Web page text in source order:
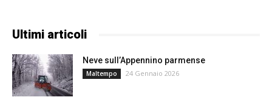
Ultimi articoli
Neve sull’Appennino parmense
Maltempo 24 Gennaio 2026